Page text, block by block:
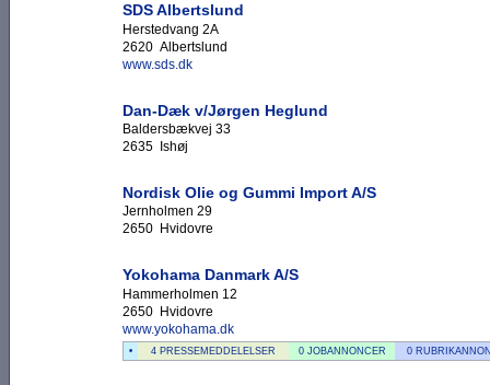
SDS Albertslund
Herstedvang 2A
2620 Albertslund
www.sds.dk
Dan-Dæk v/Jørgen Heglund
Baldersbækvej 33
2635 Ishøj
Nordisk Olie og Gummi Import A/S
Jernholmen 29
2650 Hvidovre
Yokohama Danmark A/S
Hammerholmen 12
2650 Hvidovre
www.yokohama.dk
• 4 PRESSEMEDDELELSER 0 JOBANNONCER 0